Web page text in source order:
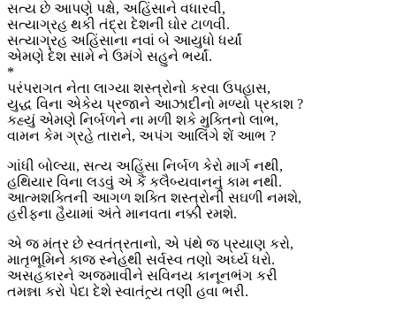
સત્ય છે આપણે પક્ષે, અહિંસાને વધારવી,
સત્યાગ્રહ થકી તંદ્રા દેશની ઘોર ટાળવી.
સત્યાગ્રહ અહિંસાના નવાં બે આયુધો ધર્યાં
એમણે દેશ સામે ને ઉમંગે સહુને ભર્યાં.
*
પરંપરાગત નેતા લાગ્યા શસ્ત્રોનો કરવા ઉપહાસ,
યુદ્ધ વિના એકેય પ્રજાને આઝાદીનો મળ્યો પ્રકાશ ?
કહ્યું એમણે નિર્બળને ના મળી શકે મુક્તિનો લાભ,
વામન કેમ ગ્રહે તારાને, અપંગ આલિંગે શેં આભ ?
ગાંધી બોલ્યા, સત્ય અહિંસા નિર્બળ કેરો માર્ગ નથી,
હથિયાર વિના લડવું એ કૈં કલૈબ્યવાનનું કામ નથી.
આત્મશક્તિની આગળ શક્તિ શસ્ત્રોની સઘળી નમશે,
હરીફના હૈયામાં અંતે માનવતા નક્કી રમશે.
એ જ મંત્ર છે સ્વતંત્રતાનો, એ પંથે જ પ્રયાણ કરો,
માતૃભૂમિને કાજ સ્નેહથી સર્વસ્વ તણો અર્ઘ્ય ધરો.
અસહકારને અજમાવીને સવિનય કાનૂનભંગ કરી
તમન્ના કરો પેદા દેશે સ્વાતંત્ર્ય તણી હવા ભરી.